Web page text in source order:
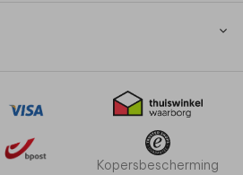
Kopersbescherming